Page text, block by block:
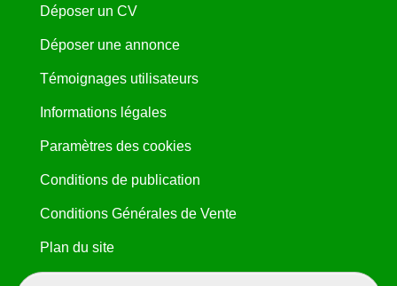
Déposer un CV
Déposer une annonce
Témoignages utilisateurs
Informations légales
Paramètres des cookies
Conditions de publication
Conditions Générales de Vente
Plan du site